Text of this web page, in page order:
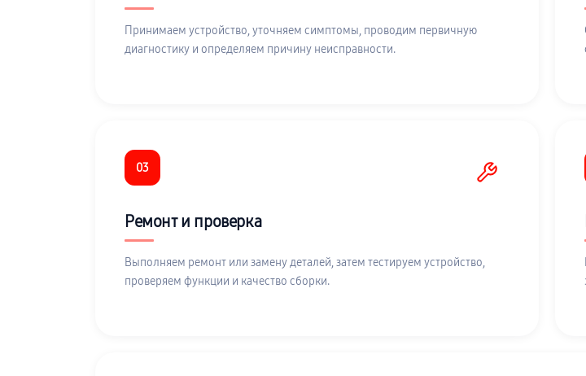
Принимаем устройство, уточняем симптомы, проводим первичную
диагностику и определяем причину неисправности.
03
Ремонт и проверка
Выполняем ремонт или замену деталей, затем тестируем устройство,
проверяем функции и качество сборки.